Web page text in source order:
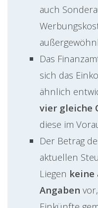
auch
Das
sich das
ähnlich
vier gleiche
diese im
Der Betrag
aktuellen
Liegen keine
Angaben